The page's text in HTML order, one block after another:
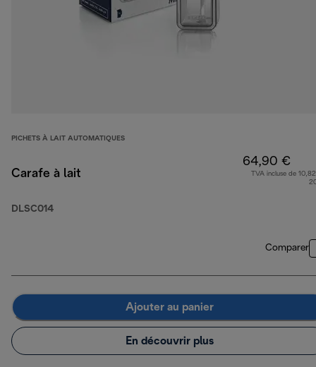
PICHETS À LAIT AUTOMATIQUES
Carafe à lait
DLSC014
64,90 €
TVA incluse de
Comparer
Ajouter au panier
En découvrir plus